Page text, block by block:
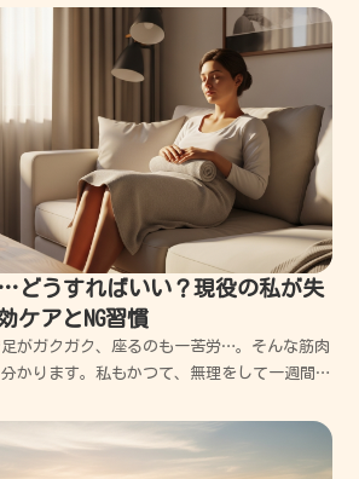
は痛いほどよく分かります。結論からお伝えす
で売る必要はないけれど...
どうすればいい？現役の私が失
ケアとNG習慣
がガクガク、座るのも一苦労…。そんな筋肉
かります。私もかつて、無理をして一週間も
私の失敗から学んだ、体を労わりながら最短
に見ていきましょう。筋肉痛の正体...